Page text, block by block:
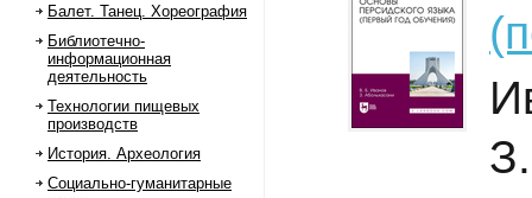
Балет. Танец. Хореография
Библиотечно-
информационная
деятельность
Технологии пищевых
производств
История. Археология
Социально-гуманитарные